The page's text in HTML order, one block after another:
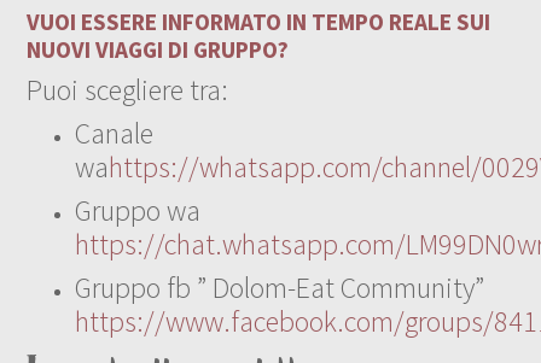
VUOI ESSERE INFORMATO IN TEMPO REALE SUI
NUOVI VIAGGI DI GRUPPO?
Puoi scegliere tra:
Canale
wahttps://whatsapp.com/channel/
Gruppo wa
https://chat.whatsapp.com/
Gruppo fb ” Dolom-Eat Community”
https://www.facebook.com/groups/